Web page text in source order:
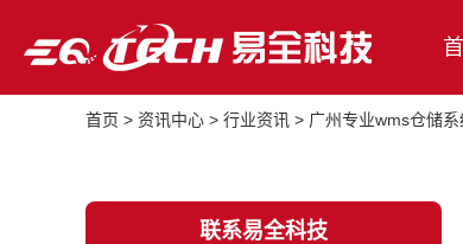
首页 > 资讯中心 > 行业资讯 > 广州专业wms仓储系
联系易全科技